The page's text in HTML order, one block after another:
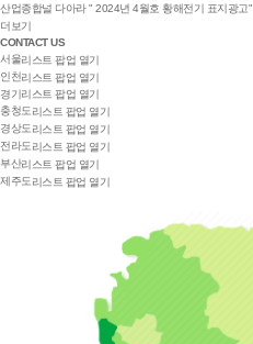
산업종합널 다아라 " 2024년 4월호 황해전기 표지광고"
더보기
CONTACT US
서울리스트 팝업 열기
인천리스트 팝업 열기
경기리스트 팝업 열기
충청도리스트 팝업 열기
경상도리스트 팝업 열기
전라도리스트 팝업 열기
부산리스트 팝업 열기
제주도리스트 팝업 열기